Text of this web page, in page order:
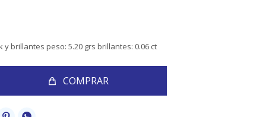
brillantes peso: 5.20 grs brillantes: 0.06 ct
COMPRAR